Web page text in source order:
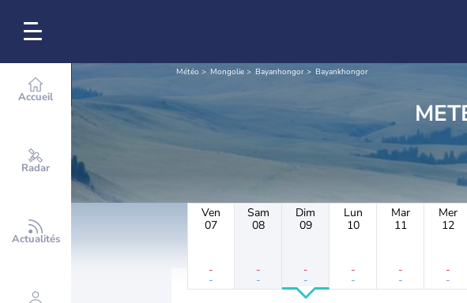
Accueil
Radar
Actualités
Météo Mongolie Bayanhongor Bayankhongor
Ven
07
-
-
Sam
08
-
-
Dim
09
-
-
Lun
10
-
-
Mar
11
-
-
Mer
12
-
-